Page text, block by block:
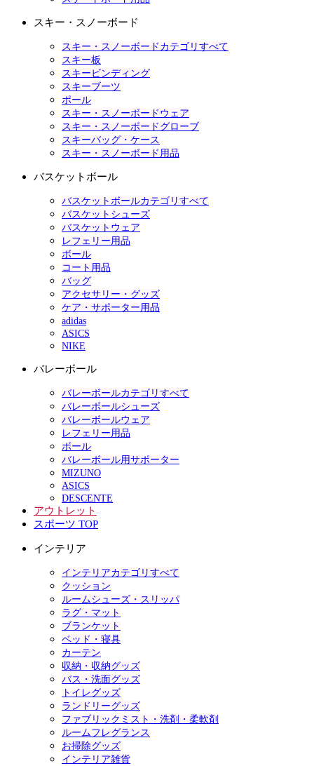
スキー・スノーボード
スキー・スノーボードカテゴリすべて
スキー板
スキービンディング
スキーブーツ
ポール
スキー・スノーボードウェア
スキー・スノーボードグローブ
スキーバッグ・ケース
スキー・スノーボード用品
バスケットボール
バスケットボールカテゴリすべて
バスケットシューズ
バスケットウェア
レフェリー用品
ボール
コート用品
バッグ
アクセサリー・グッズ
ケア・サポーター用品
adidas
ASICS
NIKE
バレーボール
バレーボールカテゴリすべて
バレーボールシューズ
バレーボールウェア
レフェリー用品
ボール
バレーボール用サポーター
MIZUNO
ASICS
DESCENTE
アウトレット
スポーツ TOP
インテリア
インテリアカテゴリすべて
クッション
ルームシューズ・スリッパ
ラグ・マット
ブランケット
ベッド・寝具
カーテン
収納・収納グッズ
バス・洗面グッズ
トイレグッズ
ランドリーグッズ
ファブリックミスト・洗剤・柔軟剤
ルームフレグランス
お掃除グッズ
インテリア雑貨